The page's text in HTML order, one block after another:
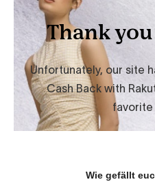
Wie gefällt